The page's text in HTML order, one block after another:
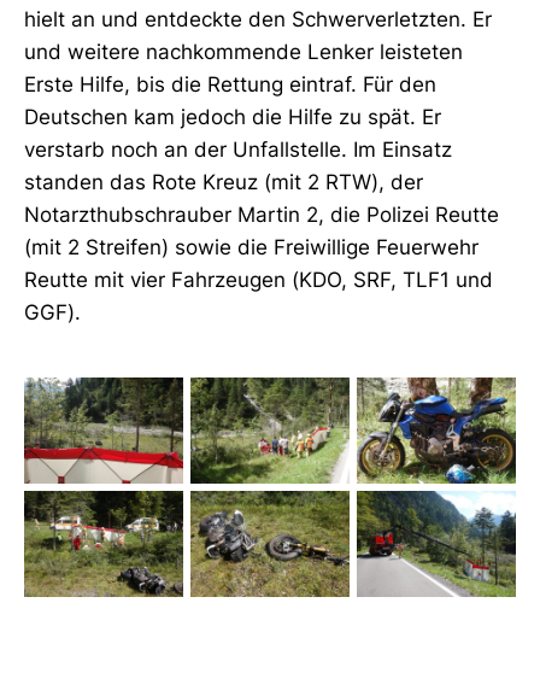
hielt an und entdeckte den Schwerverletzten. Er
und weitere nachkommende Lenker leisteten
Erste Hilfe, bis die Rettung eintraf. Für den
Deutschen kam jedoch die Hilfe zu spät. Er
verstarb noch an der Unfallstelle. Im Einsatz
standen das Rote Kreuz (mit 2 RTW), der
Notarzthubschrauber Martin 2, die Polizei Reutte
(mit 2 Streifen) sowie die Freiwillige Feuerwehr
Reutte mit vier Fahrzeugen (KDO, SRF, TLF1 und
GGF).